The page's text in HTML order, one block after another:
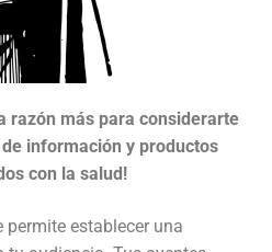
razón más para considerarte
información y productos
con la salud!
establecer una